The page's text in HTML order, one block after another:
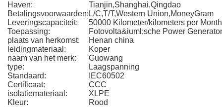
Haven:
Tianjin,Shanghai,Qingdao
Betalingsvoorwaarden: L/C,T/T,Western Union,MoneyGram
Leveringscapaciteit:
50000 Kilometer/kilometers per Month
Toepassing:
Fotovolta&iuml;sche Power Generator
plaats van herkomst:
Henan china
leidingmateriaal:
Koper
naam van het merk:
Guowang
type:
Laagspanning
Standaard:
IEC60502
Certificaat:
CCC
isolatiemateriaal:
XLPE
Kleur:
Rood